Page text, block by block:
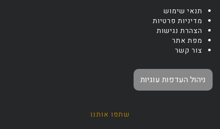
תנאי שימוש
מדיניות פרטיות
הצהרת נגישות
מפת אתר
צור קשר
ניהול העדפות עוגיות
שתפו אותנו